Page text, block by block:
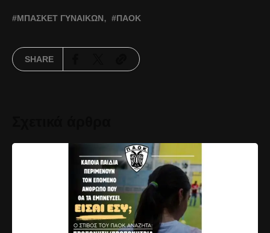
ΜΠΆΣΚΕΤ ΓΥΝΑΙΚΏΝ ΠΑΟΚ
SHARE